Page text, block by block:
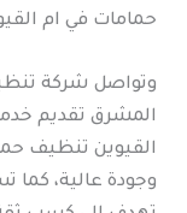
حمامات في ام
وتواصل شركة
المشرق تقديم
القيوين تنظيف
وجودة عالية، كما